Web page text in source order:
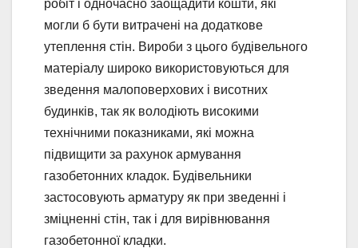
робіт і одночасно заощадити кошти, які
могли б бути витрачені на додаткове
утеплення стін. Вироби з цього будівельного
матеріалу широко використовуються для
зведення малоповерхових і висотних
будинків, так як володіють високими
технічними показниками, які можна
підвищити за рахунок армування
газобетонних кладок. Будівельники
застосовують арматуру як при зведенні і
зміцненні стін, так і для вирівнювання
газобетонної кладки.